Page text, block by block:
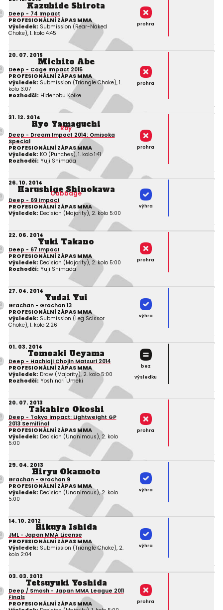
Kazuhide Shirota
Deep - 74 Impact
PROFESIONÁLNÍ ZÁPAS MMA
Výsledek: Submission (Rear-Naked
Choke), 1. kolo 4:45
prohra
20. 07. 2015
Michito Abe
Deep - Cage Impact 2015
PROFESIONÁLNÍ ZÁPAS MMA
Výsledek: Submission (Triangle Choke), 1.
kolo 3:07
Rozhodčí: Hidenobu Koike
prohra
31. 12. 2014
Ryo Yamaguchi
Roy
Deep - Dream Impact 2014: Omisoka
Special
PROFESIONÁLNÍ ZÁPAS MMA
Výsledek: KO (Punches), 1. kolo 1:41
Rozhodčí: Yuji Shimada
prohra
26. 10. 2014
Harushige Shinokawa
Cabbage
Deep - 69 Impact
PROFESIONÁLNÍ ZÁPAS MMA
Výsledek: Decision (Majority), 2. kolo 5:00
výhra
22. 06. 2014
Yuki Takano
Deep - 67 Impact
PROFESIONÁLNÍ ZÁPAS MMA
Výsledek: Decision (Majority), 2. kolo 5:00
Rozhodčí: Yuji Shimada
prohra
27. 04. 2014
Yudai Yui
Grachan - Grachan 13
PROFESIONÁLNÍ ZÁPAS MMA
Výsledek: Submission (Leg Scissor
Choke), 1. kolo 2:26
výhra
01. 03. 2014
Tomoaki Ueyama
Deep - Hachioji Chojin Matsuri 2014
PROFESIONÁLNÍ ZÁPAS MMA
Výsledek: Draw (Majority), 2. kolo 5:00
Rozhodčí: Yoshinori Umeki
bez
výsledku
20. 07. 2013
Takahiro Okoshi
Deep - Tokyo Impact: Lightweight GP
2013 Semifinal
PROFESIONÁLNÍ ZÁPAS MMA
Výsledek: Decision (Unanimous), 2. kolo
5:00
prohra
29. 04. 2013
Hiryu Okamoto
Grachan - Grachan 9
PROFESIONÁLNÍ ZÁPAS MMA
Výsledek: Decision (Unanimous), 2. kolo
5:00
výhra
14. 10. 2012
Rikuya Ishida
JML - Japan MMA License
PROFESIONÁLNÍ ZÁPAS MMA
Výsledek: Submission (Triangle Choke), 2.
kolo 2:04
výhra
03. 03. 2012
Tetsuyuki Yoshida
Deep / Smash - Japan MMA League 2011
Finals
PROFESIONÁLNÍ ZÁPAS MMA
prohra